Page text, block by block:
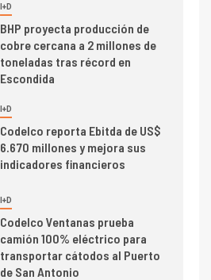
I+D
BHP proyecta producción de
cobre cercana a 2 millones de
toneladas tras récord en
Escondida
I+D
Codelco reporta Ebitda de US$
6.670 millones y mejora sus
indicadores financieros
I+D
Codelco Ventanas prueba
camión 100% eléctrico para
transportar cátodos al Puerto
de San Antonio